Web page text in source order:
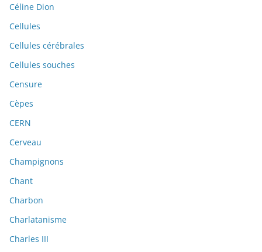
Céline Dion
Cellules
Cellules cérébrales
Cellules souches
Censure
Cèpes
CERN
Cerveau
Champignons
Chant
Charbon
Charlatanisme
Charles III